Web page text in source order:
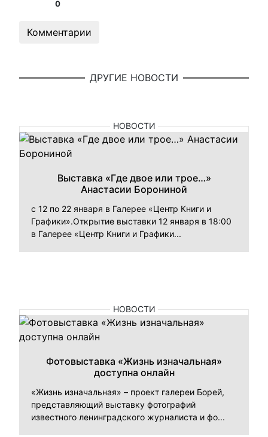
0
Комментарии
ДРУГИЕ НОВОСТИ
НОВОСТИ
Выставка «Где двое или трое…»
Анастасии Борониной
с 12 по 22 января в Галерее «Центр Книги и
Графики».Открытие выставки 12 января в 18:00
в Галерее «Центр Книги и Графики...
НОВОСТИ
Фотовыставка «Жизнь изначальная»
доступна онлайн
«Жизнь изначальная» – проект галереи Борей,
представляющий выставку фотографий
известного ленинградского журналиста и фо...